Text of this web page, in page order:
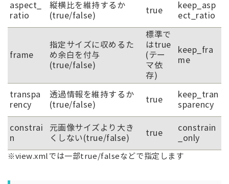
aspect_
ratio
縦横比を維持するか
(true/false)
true
keep_asp
ect_ratio
frame
指定サイズに収めるた
め余白を付与
(true/false)
標準で
はtrue
(テー
マ依
存)
keep_fra
me
transpa
rency
透過情報を維持するか
(true/false)
true
keep_tran
sparency
constrai
n
元画像サイズより大き
くしない(true/false)
true
constrain
_only
※view.xmlでは一部true/falseなどで指定します